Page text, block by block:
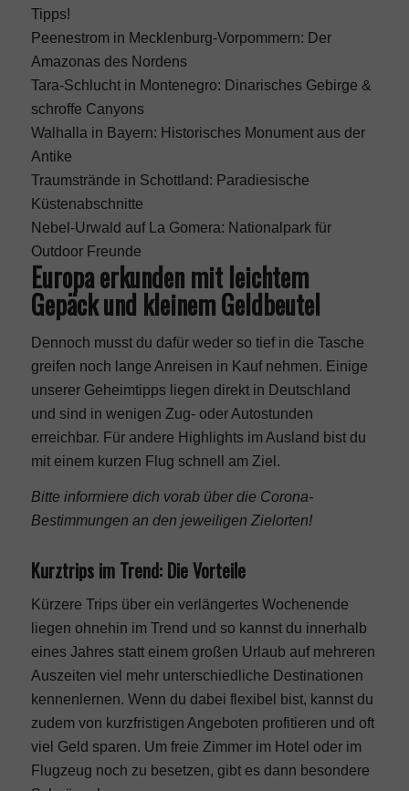
Tipps!
Peenestrom in Mecklenburg-Vorpommern: Der
Amazonas des Nordens
Tara-Schlucht in Montenegro: Dinarisches Gebirge &
schroffe Canyons
Walhalla in Bayern: Historisches Monument aus der
Antike
Traumstrände in Schottland: Paradiesische
Küstenabschnitte
Nebel-Urwald auf La Gomera: Nationalpark für
Outdoor Freunde
Europa erkunden mit leichtem
Gepäck und kleinem Geldbeutel
Dennoch musst du dafür weder so tief in die Tasche
greifen noch lange Anreisen in Kauf nehmen. Einige
unserer Geheimtipps liegen direkt in Deutschland
und sind in wenigen Zug- oder Autostunden
erreichbar. Für andere Highlights im Ausland bist du
mit einem kurzen Flug schnell am Ziel.
Bitte informiere dich vorab über die Corona-
Bestimmungen an den jeweiligen Zielorten!
Kurztrips im Trend: Die Vorteile
Kürzere Trips über ein verlängertes Wochenende
liegen ohnehin im Trend und so kannst du innerhalb
eines Jahres statt einem großen Urlaub auf mehreren
Auszeiten viel mehr unterschiedliche Destinationen
kennenlernen. Wenn du dabei flexibel bist, kannst du
zudem von kurzfristigen Angeboten profitieren und oft
viel Geld sparen. Um freie Zimmer im Hotel oder im
Flugzeug noch zu besetzen, gibt es dann besondere